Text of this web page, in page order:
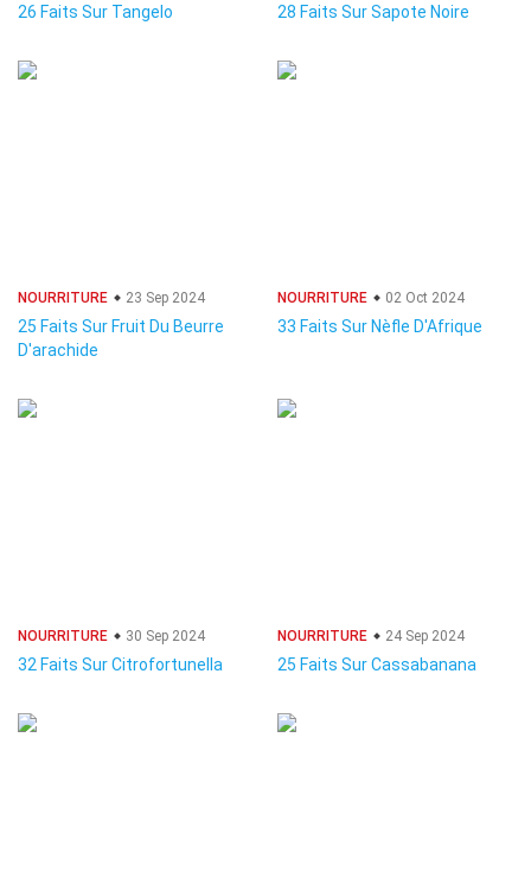
26 Faits Sur Tangelo 28 Faits Sur Sapote Noire
NOURRITURE 23 Sep 2024
25 Faits Sur Fruit Du Beurre
D'arachide
NOURRITURE 02 Oct 2024
33 Faits Sur Nèfle D'Afrique
NOURRITURE 30 Sep 2024
32 Faits Sur Citrofortunella
NOURRITURE 24 Sep 2024
25 Faits Sur Cassabanana